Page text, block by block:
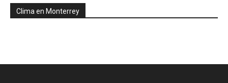
Clima en Monterrey